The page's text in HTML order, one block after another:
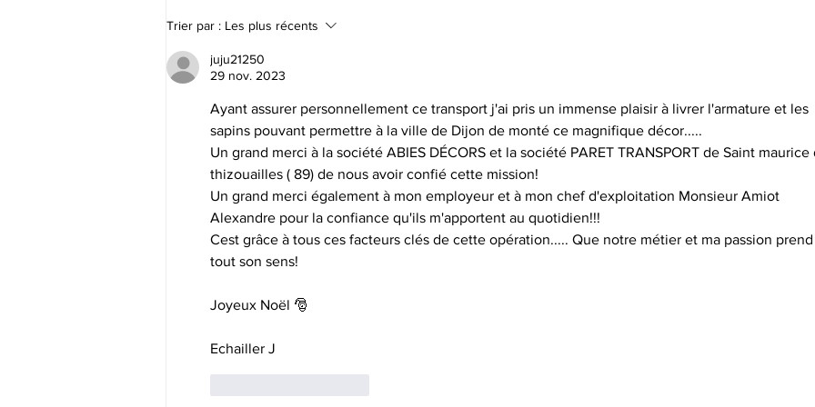
Index égalité Femmes-
Hommes
Trier par : Les plus récents
juju21250
29 nov. 2023
Ayant assurer personnellement ce transport j'ai pris un immense plaisir à livrer l'armature et les
sapins pouvant permettre à la ville de Dijon de monté ce magnifique décor.....
Un grand merci à la société ABIES DÉCORS et la société PARET TRANSPORT de Saint maurice
thizouailles ( 89) de nous avoir confié cette mission!
Un grand merci également à mon employeur et à mon chef d'exploitation Monsieur Amiot
Alexandre pour la confiance qu'ils m'apportent au quotidien!!!
Cest grâce à tous ces facteurs clés de cette opération..... Que notre métier et ma passion prend
tout son sens!
Joyeux Noël 🎅
Echailler J